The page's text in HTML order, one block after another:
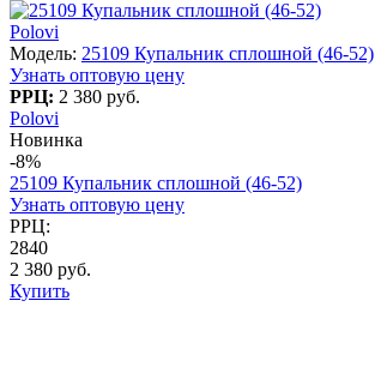
Polovi
Модель: 25109 Купальник сплошной (46-52)
Узнать оптовую цену
РРЦ: 2 380 руб.
Polovi
Новинка
-8%
25109 Купальник сплошной (46-52)
Узнать оптовую цену
РРЦ:
2840
2 380 руб.
Купить